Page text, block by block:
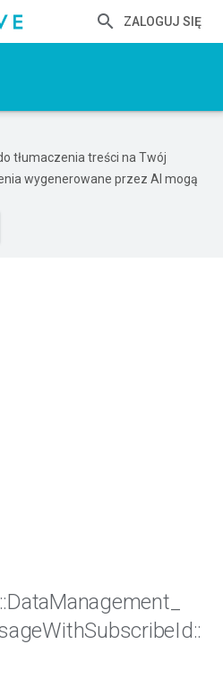
ZALOGUJ SIĘ
tłumaczenia treści na Twój
wygenerowane przez AI mogą
::DataManagement
WithSubscribeId::